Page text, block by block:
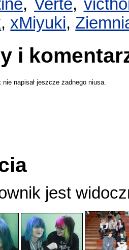
, Verte,
,xMiyuki,
i
nie napisał jeszcze żadnego niusa.
jest